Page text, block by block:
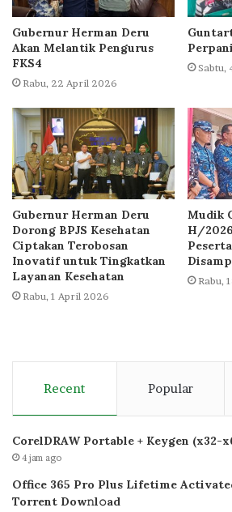
Gubernur Herman Deru
Akan Melantik Pengurus
FKS4
Rabu, 22 April 2026
Sabtu,
Gubernur Herman Deru
Dorong BPJS Kesehatan
Ciptakan Terobosan
Inovatif untuk Tingkatkan
Layanan Kesehatan
Rabu, 1 April 2026
Mudik
H/
Rabu,
Recent Popular
CorelDRAW Portable + Keygen (x32-
4 jam ago
Office 365 Pro Plus Lifetime
Torrent Dow𝚗l𝚘аd